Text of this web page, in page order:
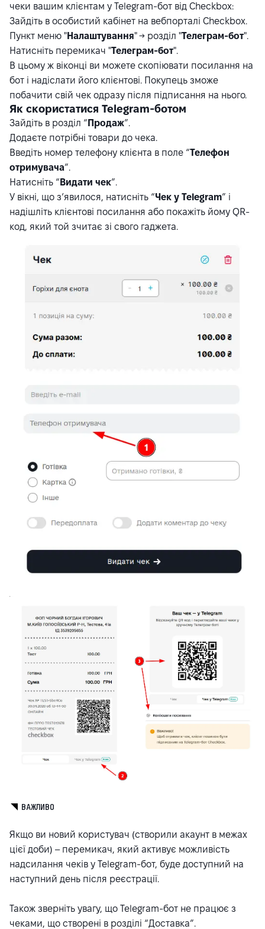
чеки вашим клієнтам у Telegram-бот від Checkbox:
Зайдіть в особистий кабінет на вебпорталі Checkbox.
Пункт меню "Налаштування" → розділ "Телеграм-бот".
Натисніть перемикач "Телеграм-бот".
В цьому ж віконці ви можете скопіювати посилання на
бот і надіслати його клієнтові. Покупець зможе
побачити свій чек одразу після підписання на нього.
Як скористатися Telegram-ботом
Зайдіть в розділ “ Продаж”.
Додаєте потрібні товари до чека.
Введіть номер телефону клієнта в поле “Телефон
отримувача”.
Натисніть “ Видати чек”.
У вікні, що з’явилося, натисніть “Чек у Telegram” і
надішліть клієнтові посилання або покажіть йому QR-
код, який той зчитає зі свого гаджета.
ВАЖЛИВО
Якщо ви новий користувач (створили акаунт в межах
цієї доби) – перемикач, який активує можливість
надсилання чеків у Telegram-бот, буде доступний на
наступний день після реєстрації.
Також зверніть увагу, що Telegram-бот не працює з
чеками, що створені в розділі “Доставка”.